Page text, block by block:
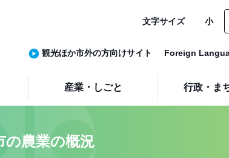
産業・しごと 行政・ま
文字サイズ 小
観光ほか市外の方向けサイト Foreign
の農業の概況